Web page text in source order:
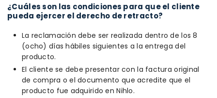
¿Cuáles son las condiciones para que el cliente
pueda ejercer el derecho de retracto?
La reclamación debe ser realizada dentro de los 8
(ocho) días hábiles siguientes a la entrega del
producto.
El cliente se debe presentar con la factura original
de compra o el documento que acredite que el
producto fue adquirido en Nihlo.